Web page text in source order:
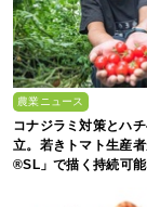
農業ニュース
コナジラミ対策とハ
立。若きトマト生産
®SL」で描く持続可